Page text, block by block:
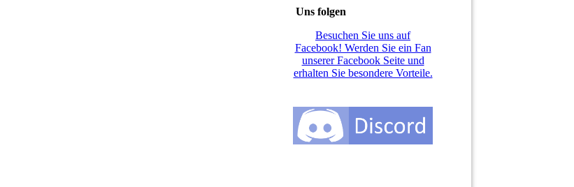
Uns folgen
Besuchen Sie uns auf
Facebook! Werden Sie ein Fan
unserer Facebook Seite und
erhalten Sie besondere Vorteile.